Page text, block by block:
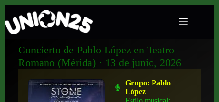
Concierto de Pablo López en Teatro
Romano (Mérida) · 13 de junio, 2026
Grupo:Pablo
López
Estilo musical: